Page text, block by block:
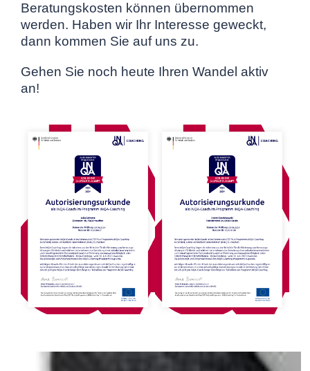
Beratungskosten können übernommen
werden. Haben wir Ihr Interesse geweckt,
dann kommen Sie auf uns zu.
Gehen Sie noch heute Ihren Wandel aktiv
an!